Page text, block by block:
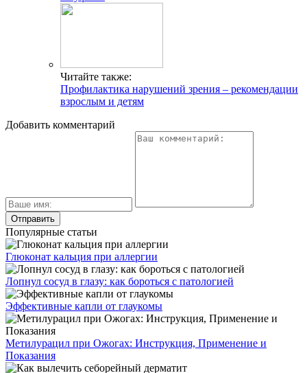
Читайте также:
Профилактика нарушений зрения – рекомендации
взрослым и детям
Добавить комментарий
Популярные статьи
Глюконат кальция при аллергии
Лопнул сосуд в глазу: как бороться с патологией
Эффективные капли от глаукомы
Метилурацил при Ожогах: Инструкция, Применение и
Показания